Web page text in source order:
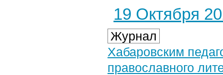
19 Октября
Журнал
Хабаровским
православного